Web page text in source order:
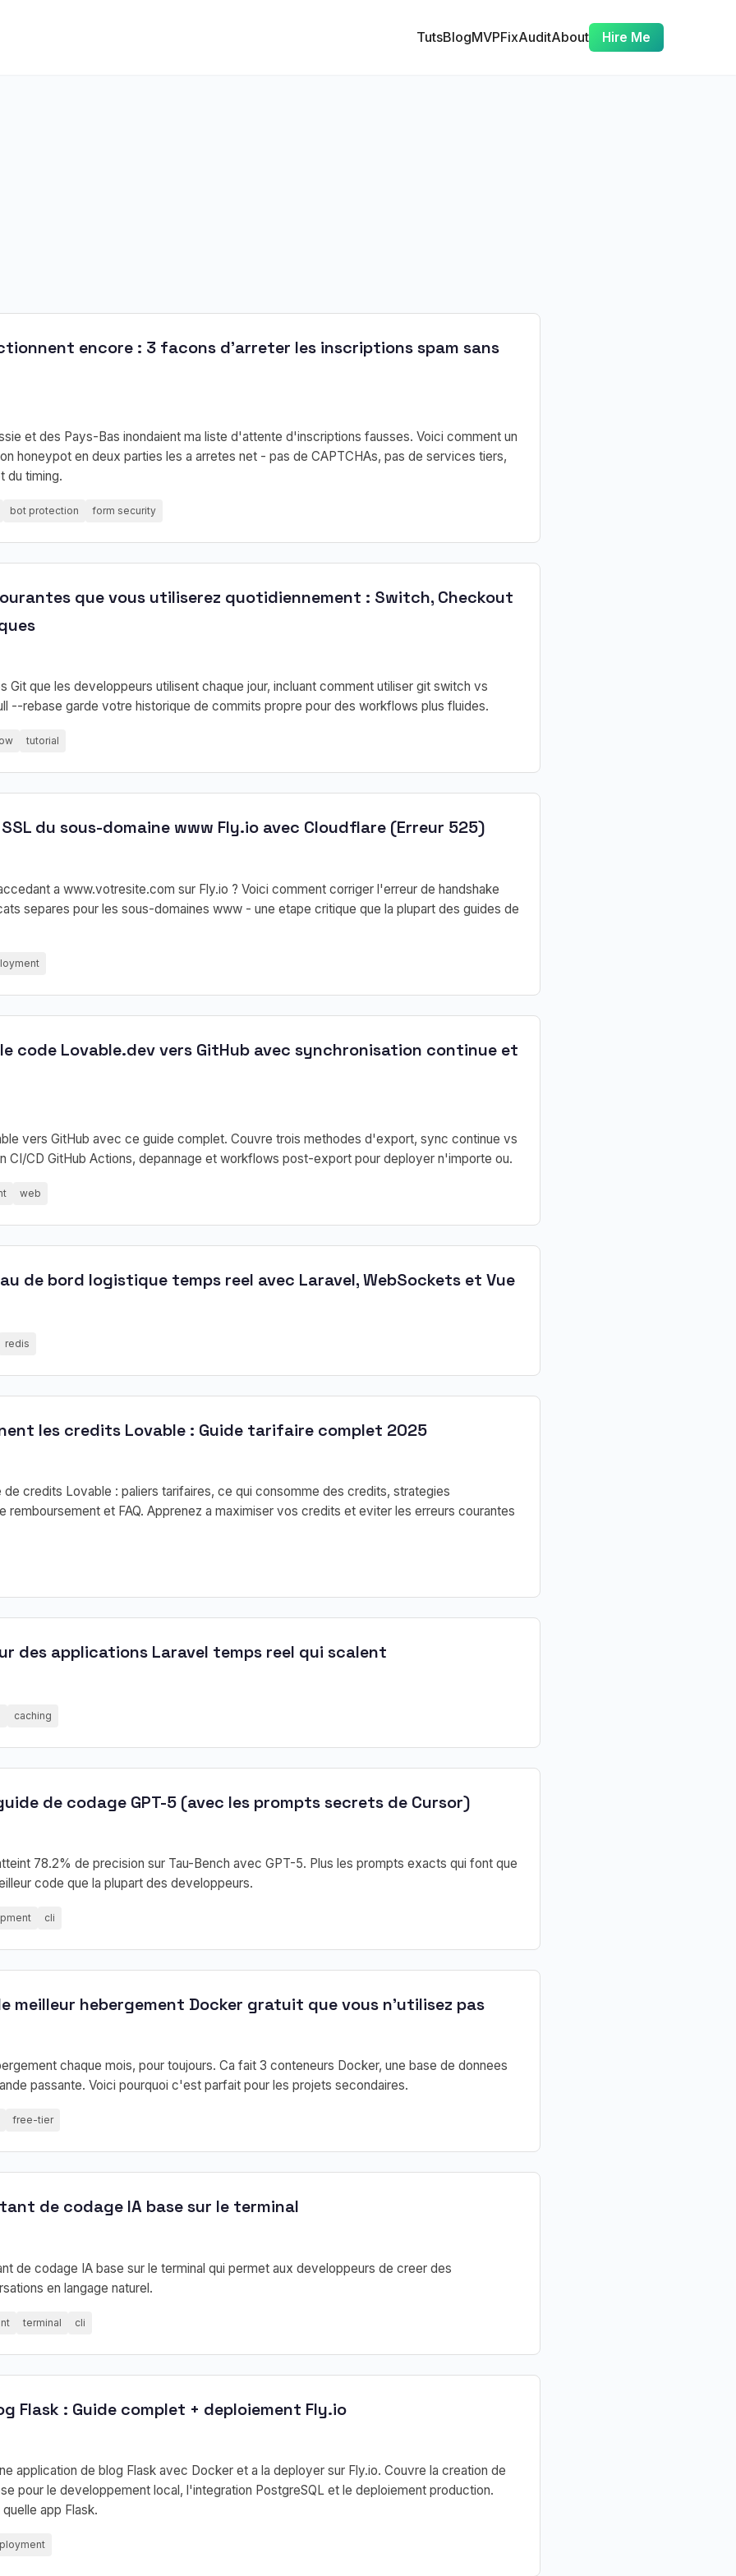
TutsBlogMVPFixAuditAbout Hire Me
encore : 3 facons d'arreter les inscriptions spam sans
et des Pays-Bas inondaient ma liste d'attente d'inscriptions fausses. Voici comment un
honeypot en deux parties les a arretes net - pas de CAPTCHAs, pas de services tiers,
du timing.
bot protection form security
que vous utiliserez quotidiennement : Switch, Checkout
Git que les developpeurs utilisent chaque jour, incluant comment utiliser git switch vs
--rebase garde votre historique de commits propre pour des workflows plus fluides.
tutorial
du sous-domaine www Fly.io avec Cloudflare (Erreur 525)
a www.votresite.com sur Fly.io ? Voici comment corriger l'erreur de handshake
separes pour les sous-domaines www - une etape critique que la plupart des guides de
code Lovable.dev vers GitHub avec synchronisation continue et
vers GitHub avec ce guide complet. Couvre trois methodes d'export, sync continue vs
CI/CD GitHub Actions, depannage et workflows post-export pour deployer n'importe ou.
web
de bord logistique temps reel avec Laravel, WebSockets et Vue
redis
les credits Lovable : Guide tarifaire complet 2025
credits Lovable : paliers tarifaires, ce qui consomme des credits, strategies
remboursement et FAQ. Apprenez a maximiser vos credits et eviter les erreurs courantes
des applications Laravel temps reel qui scalent
caching
de codage GPT-5 (avec les prompts secrets de Cursor)
78.2% de precision sur Tau-Bench avec GPT-5. Plus les prompts exacts qui font que
code que la plupart des developpeurs.
cli
meilleur hebergement Docker gratuit que vous n'utilisez pas
chaque mois, pour toujours. Ca fait 3 conteneurs Docker, une base de donnees
passante. Voici pourquoi c'est parfait pour les projets secondaires.
free-tier
de codage IA base sur le terminal
de codage IA base sur le terminal qui permet aux developpeurs de creer des
en langage naturel.
terminal cli
Flask : Guide complet + deploiement Fly.io
application de blog Flask avec Docker et a la deployer sur Fly.io. Couvre la creation de
pour le developpement local, l'integration PostgreSQL et le deploiement production.
app Flask.